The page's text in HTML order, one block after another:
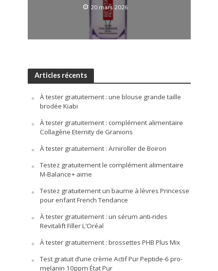
20 mars 2026
Articles récents
À tester gratuitement : une blouse grande taille
brodée Kiabi
À tester gratuitement : complément alimentaire
Collagène Eternity de Granions
À tester gratuitement : Arniroller de Boiron
Testez gratuitement le complément alimentaire
M-Balance+ aime
Testez gratuitement un baume à lèvres Princesse
pour enfant French Tendance
À tester gratuitement : un sérum anti-rides
Revitalift Filler L’Oréal
À tester gratuitement : brossettes PHB Plus Mix
Test gratuit d’une crème Actif Pur Peptide-6 pro-
melanin 10ppm État Pur